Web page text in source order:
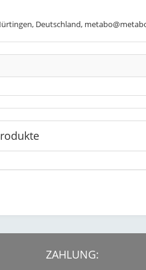
Deutschland,
ZAHLUNG: